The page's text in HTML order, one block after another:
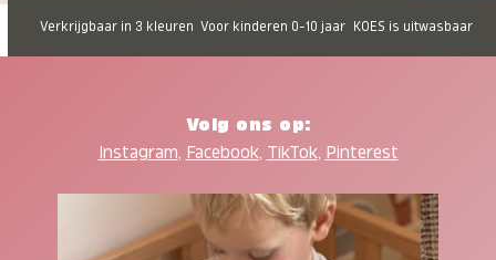
Verkrijgbaar in 3 kleuren Voor kinderen 0-10 jaar KOES is uitwasbaar
Volg ons op:
Instagram, Facebook, TikTok, Pinterest